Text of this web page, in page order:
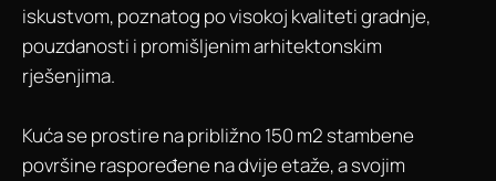
iskustvom, poznatog po visokoj kvaliteti gradnje,
pouzdanosti i promišljenim arhitektonskim
rješenjima.
Kuća se prostire na približno 150 m2 stambene
površine raspoređene na dvije etaže, a svojim